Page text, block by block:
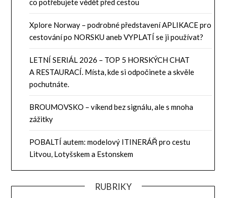
co potřebujete vědět před cestou
Xplore Norway – podrobné představení APLIKACE pro
cestování po NORSKU aneb VYPLATÍ se ji používat?
LETNÍ SERIÁL 2026 – TOP 5 HORSKÝCH CHAT
A RESTAURACÍ. Místa, kde si odpočinete a skvěle
pochutnáte.
BROUMOVSKO – víkend bez signálu, ale s mnoha
zážitky
POBALTÍ autem: modelový ITINERÁŘ pro cestu
Litvou, Lotyšskem a Estonskem
RUBRIKY